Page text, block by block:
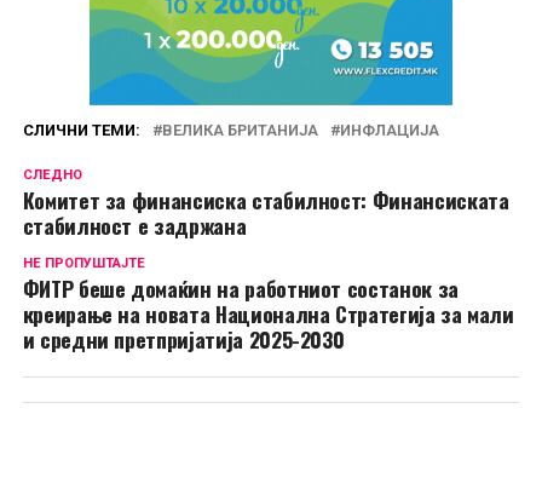
СЛИЧНИ ТЕМИ: ВЕЛИКА БРИТАНИЈА ИНФЛАЦИЈА
СЛЕДНО
Комитет за финансиска стабилност: Финансиската
стабилност е задржана
НЕ ПРОПУШТАЈТЕ
ФИТР беше домаќин на работниот состанок за
креирање на новата Национална Стратегија за мали
и средни претпријатија 2025-2030